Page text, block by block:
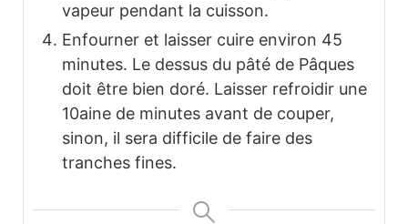
vapeur pendant la cuisson.
Enfourner et laisser cuire environ 45
minutes. Le dessus du pâté de Pâques
doit être bien doré. Laisser refroidir une
10aine de minutes avant de couper,
sinon, il sera difficile de faire des
tranches fines.